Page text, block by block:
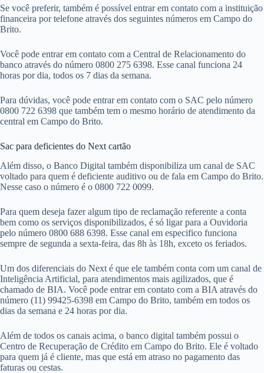
Se você preferir, também é possível entrar em contato com a instituição
financeira por telefone através dos seguintes números em Campo do
Brito.
Você pode entrar em contato com a Central de Relacionamento do
banco através do número 0800 275 6398. Esse canal funciona 24
horas por dia, todos os 7 dias da semana.
Para dúvidas, você pode entrar em contato com o SAC pelo número
0800 722 6398 que também tem o mesmo horário de atendimento da
central em Campo do Brito.
Sac para deficientes do Next cartão
Além disso, o Banco Digital também disponibiliza um canal de SAC
voltado para quem é deficiente auditivo ou de fala em Campo do Brito.
Nesse caso o número é o 0800 722 0099.
Para quem deseja fazer algum tipo de reclamação referente a conta
bem como os serviços disponibilizados, é só ligar para a Ouvidoria
pelo número 0800 688 6398. Esse canal em especifico funciona
sempre de segunda a sexta-feira, das 8h às 18h, exceto os feriados.
Um dos diferenciais do Next é que ele também conta com um canal de
Inteligência Artificial, para atendimentos mais agilizados, que é
chamado de BIA. Você pode entrar em contato com a BIA através do
número (11) 99425-6398 em Campo do Brito, também em todos os
dias da semana e 24 horas por dia.
Além de todos os canais acima, o banco digital também possui o
Centro de Recuperação de Crédito em Campo do Brito. Ele é voltado
para quem já é cliente, mas que está em atraso no pagamento das
faturas ou cestas.